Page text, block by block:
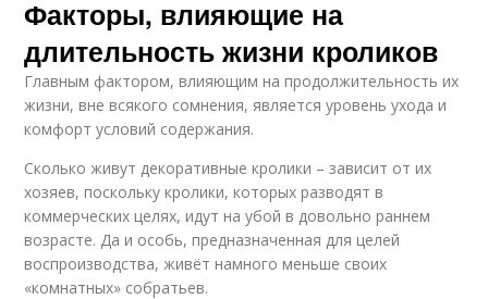
Факторы, влияющие на
длительность жизни кроликов
Главным фактором, влияющим на продолжительность их
жизни, вне всякого сомнения, является уровень ухода и
комфорт условий содержания.
Сколько живут декоративные кролики – зависит от их
хозяев, поскольку кролики, которых разводят в
коммерческих целях, идут на убой в довольно раннем
возрасте. Да и особь, предназначенная для целей
воспроизводства, живёт намного меньше своих
«комнатных» собратьев.